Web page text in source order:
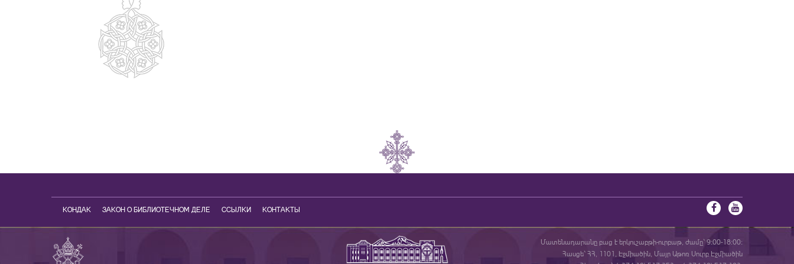
КОНДАК ЗАКОН О БИБЛИОТЕЧНОМ ДЕЛЕ ССЫЛКИ КОНТАКТЫ
Մատենադարանը բաց է երկուշաբթի-ուրբաթ, ժամը` 9:00-18:00:
Հասցե` ՀՀ, 1101, Էջմիածին, Մայր Աթոռ Սուրբ Էջմիածին